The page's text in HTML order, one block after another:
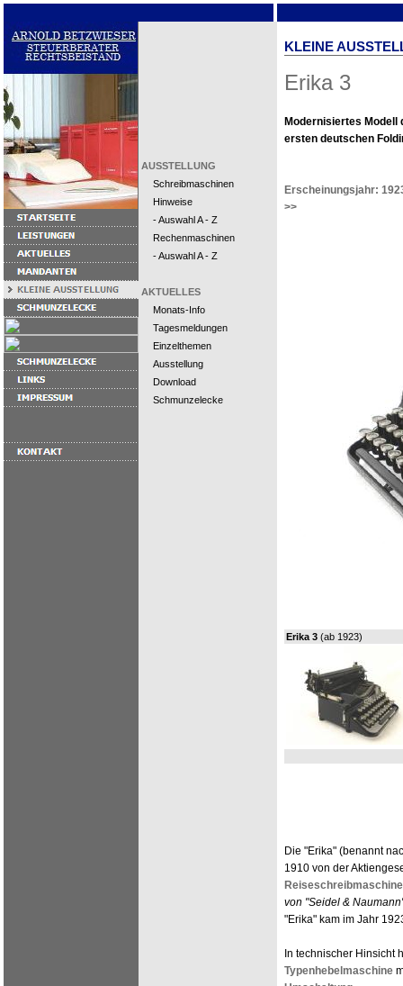
AUSSTELLUNG
Schreibmaschinen
Hinweise
- Auswahl A - Z
Rechenmaschinen
- Auswahl A - Z
AKTUELLES
Monats-Info
Tagesmeldungen
Einzelthemen
Ausstellung
Download
Schmunzelecke
KLEINE
Erika 3
Modernisiertes Modell
ersten deutschen
Erscheinungsjahr:
>>
Erika 3 (ab 1923)
Die "Erika" (benannt
1910 von der
Reiseschreibmaschine
von "Seidel &
"Erika" kam im Jahr
In technischer Hinsicht
Typenhebelmaschine